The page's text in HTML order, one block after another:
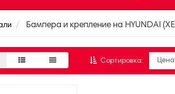
Бампера и крепление на HYUNDAI
Сортировка: